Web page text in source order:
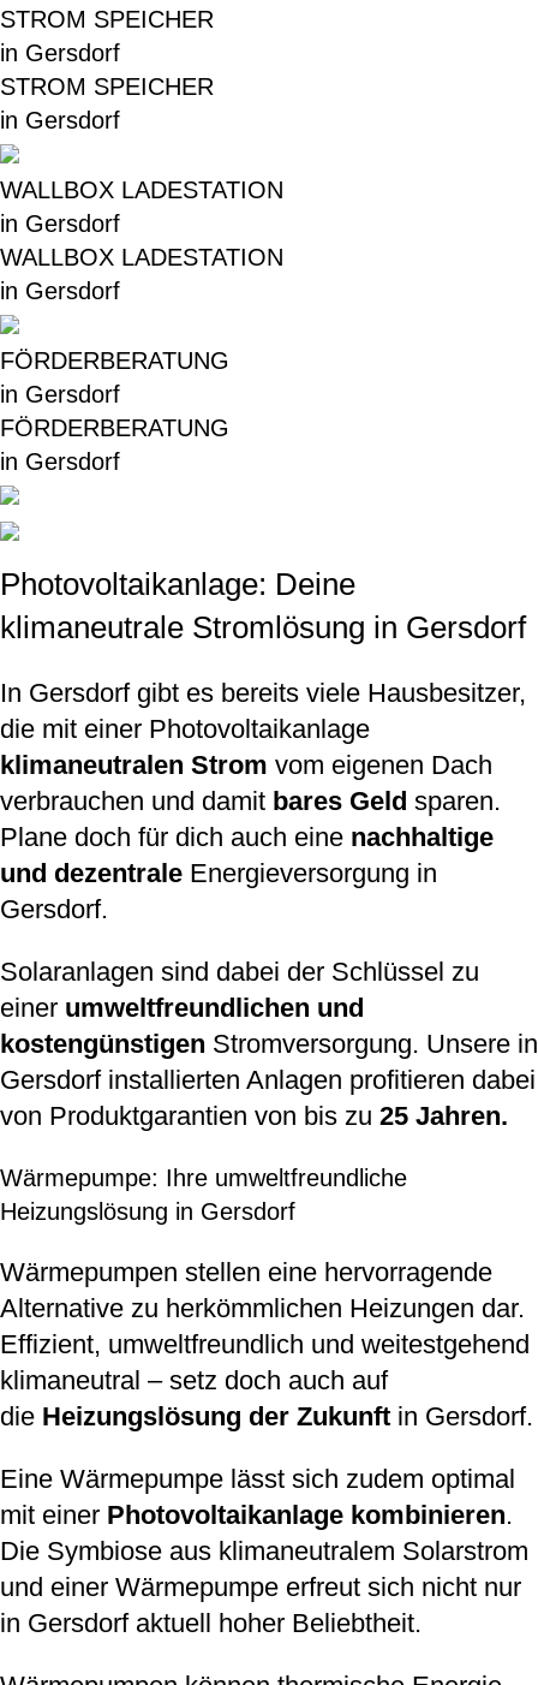
STROM SPEICHER
in Gersdorf
STROM SPEICHER
in Gersdorf
WALLBOX LADESTATION
in Gersdorf
WALLBOX LADESTATION
in Gersdorf
FÖRDERBERATUNG
in Gersdorf
FÖRDERBERATUNG
in Gersdorf
Photovoltaikanlage: Deine
klimaneutrale Stromlösung in Gersdorf
In Gersdorf gibt es bereits viele Hausbesitzer,
die mit einer Photovoltaikanlage
klimaneutralen Strom vom eigenen Dach
verbrauchen und damit bares Geld sparen.
Plane doch für dich auch eine nachhaltige
und dezentrale Energieversorgung in
Gersdorf.
Solaranlagen sind dabei der Schlüssel zu
einer umweltfreundlichen und
kostengünstigen Stromversorgung. Unsere in
Gersdorf installierten Anlagen profitieren dabei
von Produktgarantien von bis zu 25 Jahren.
Wärmepumpe: Ihre umweltfreundliche
Heizungslösung in Gersdorf
Wärmepumpen stellen eine hervorragende
Alternative zu herkömmlichen Heizungen dar.
Effizient, umweltfreundlich und weitestgehend
klimaneutral – setz doch auch auf
die Heizungslösung der Zukunft in Gersdorf.
Eine Wärmepumpe lässt sich zudem optimal
mit einer Photovoltaikanlage kombinieren.
Die Symbiose aus klimaneutralem Solarstrom
und einer Wärmepumpe erfreut sich nicht nur
in Gersdorf aktuell hoher Beliebtheit.